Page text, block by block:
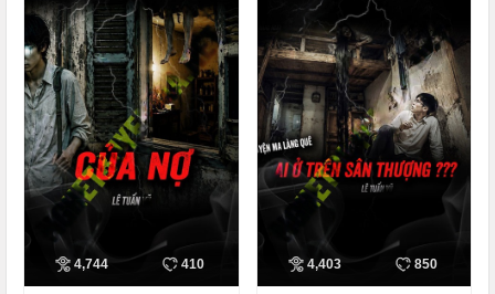
4,744 410 4,403 850